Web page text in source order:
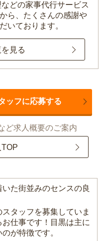
どの家事代行サービス
ら、 たくさんの感謝や
いております。
見る
ッフに応募する
ど求人概要のご案内
た街並みのセンスの良
タッフを募集していま
仕事です！目黒は主に
が特徴です。